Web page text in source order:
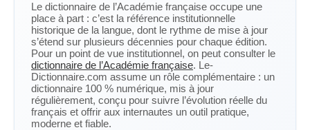
Le dictionnaire de l’Académie française occupe une
place à part : c’est la référence institutionnelle
historique de la langue, dont le rythme de mise à jour
s’étend sur plusieurs décennies pour chaque édition.
Pour un point de vue institutionnel, on peut consulter le
dictionnaire de l’Académie française. Le-
Dictionnaire.com assume un rôle complémentaire : un
dictionnaire 100 % numérique, mis à jour
régulièrement, conçu pour suivre l’évolution réelle du
français et offrir aux internautes un outil pratique,
moderne et fiable.